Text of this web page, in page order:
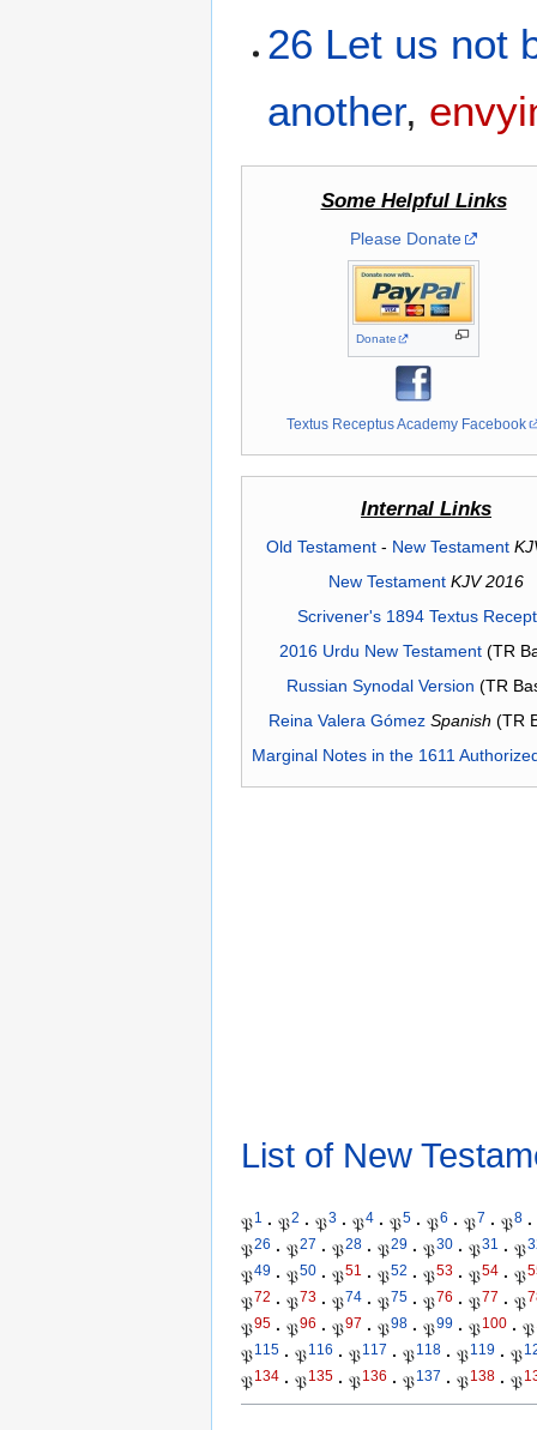
26 Let us not
another,
Some Helpful Links
Please Donate
Donate
Textus Receptus Academy Facebook
Internal Links
Old Testament- New Testament
New Testament KJV 2016
Scrivener's 1894 Textus
2016 Urdu New Testament(TR
Russian Synodal Version (TR
Reina Valera Gómez Spanish (TR
Marginal Notes in the 1611
List of New
𝔓1 · 𝔓2 · 𝔓3 · 𝔓4 · 𝔓5 · 𝔓6 · 𝔓7 · 𝔓8 ·
𝔓26 · 𝔓27 · 𝔓28 · 𝔓29 · 𝔓30 · 𝔓31 · 𝔓
𝔓49 · 𝔓50 · 𝔓51 · 𝔓52 · 𝔓53 · 𝔓54 · 𝔓
𝔓72 · 𝔓73 · 𝔓74 · 𝔓75 · 𝔓76 · 𝔓77 · 𝔓
𝔓95 · 𝔓96 · 𝔓97 · 𝔓98 · 𝔓99 · 𝔓100 · 𝔓
𝔓115 · 𝔓116 · 𝔓117 · 𝔓118 · 𝔓119 · 𝔓
𝔓134 · 𝔓135 · 𝔓136 · 𝔓137 · 𝔓138 · 𝔓